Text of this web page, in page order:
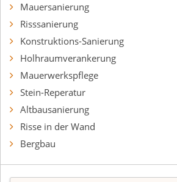
Mauersanierung
Risssanierung
Konstruktions-Sanierung
Holhraumverankerung
Mauerwerkspflege
Stein-Reperatur
Altbausanierung
Risse in der Wand
Bergbau